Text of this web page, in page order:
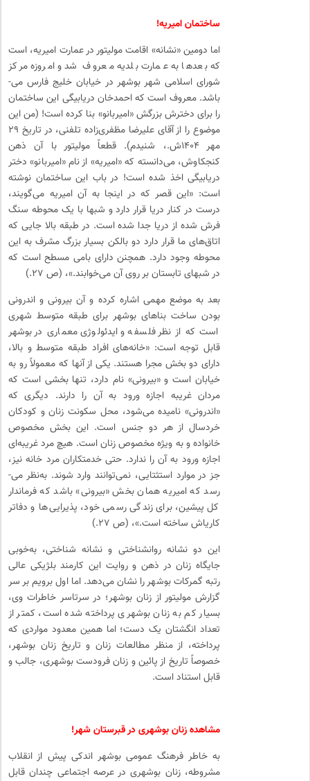
ساختمان امیریه!
اما دومین «نشانه» اقامت مولیتور در عمارت امیریه، است
که بعدها به عمارت بلدیه معروف شد و امروزه مرکز
شورای اسلامی شهر بوشهر در خیابان خلیج فارس می‌­
باشد. معروف است که احمدخان دریابیگی این ساختمان
را برای دخترش بزرگش «امیربانو» بنا کرده است! (من این
موضوع را از آقای علیرضا مظفری‌­زاده تلفنی، در تاریخ ۲۹
مهر ۱۴۰۴ش.، شنیدم). قطعاً مولیتور با آن ذهن
کنجکاوش، می­‌دانسته که «امیریه» از نام «امیربانو» دختر
دریابیگی اخذ شده است! در باب این ساختمان نوشته
است: «این قصر که در این­جا به آن امیریه می‌­گویند،
درست در کنار دریا قرار دارد و شب­ها با یک محوطه سنگ­‌
فرش شده از دریا جدا شده است. در طبقه بالا جایی که
اتاق­‌های ما قرار دارد دو بالکن بسیار بزرگ مشرف به این
محوطه وجود دارد. همچنن دارای بامی مسطح است که
در شب­های تابستان بر روی آن می‌خوابند.»، (ص ۲۷.)
بعد به موضع مهمی اشاره کرده و آن بیرونی و اندرونی
بودن ساخت بناهای بوشهر برای طبقه متوسط شهری
است که از نظر فلسفه و ایدئولوژی معماری در بوشهر
قابل توجه است: «خانه­‌های افراد طبقه متوسط و بالا،
دارای دو بخش مجرا هستند. یکی از آن­ها که معمولاً رو به
خیابان است و «بیرونی» نام دارد، تنها بخشی است که
مردان غریبه اجازه ورود به آن را دارند. دیگری که
«اندرونی» نامیده می­‌شود، محل سکونت زنان و کودکان
خردسال از هر دو جنس است. این بخش مخصوص
خانواده و به ویژه مخصوص زنان است. هیچ مرد غریبه‌­ای
اجازه ورود به آن را ندارد. حتی خدمتکاران مرد خانه نیز،
جز در موارد استثتایی، نمی‌­توانند وارد شوند. به‌­نظر می‌­
رسد که امیریه همان بخش «بیرونی» باشد که فرماندار
کل پیشین، برای زندگی رسمی خود، پذیرایی‌ها و دفاتر
کاری­اش ساخته است.»، (ص ۲۷.)
این دو نشانه روانشناختی و نشانه ­شناختی، به‌­خوبی
جایگاه زنان در ذهن و روایت این کارمند بلژیکی عالی
رتبه گمرکات بوشهر را نشان می­‌دهد. اما اول برویم بر سر
گزارش مولیتور از زنان بوشهر؛ در سرتاسر خاطرات وی،
بسیار کم به زنان بوشهری پرداخته شده است، کمتر از
تعداد انگشتان یک دست؛ اما همین معدود مواردی که
پرداخته، از منظر مطالعات زنان و تاریخ زنان بوشهر،
خصوصاً تاریخ از پائین و زنان فرودست بوشهری، جالب و
قابل استناد است.
مشاهده زنان بوشهری در قبرستان شهر!
به­ خاطر فرهنگ عمومی بوشهر اندکی پیش از انقلاب
مشروطه، زنان بوشهری در عرصه اجتماعی چندان قابل